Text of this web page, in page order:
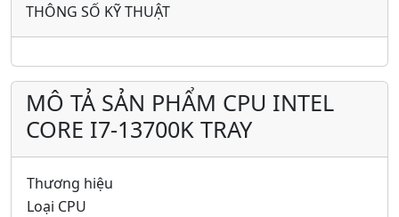
THÔNG SỐ KỸ THUẬT
MÔ TẢ SẢN PHẨM CPU INTEL
CORE I7-13700K TRAY
Thương hiệu
Loại CPU